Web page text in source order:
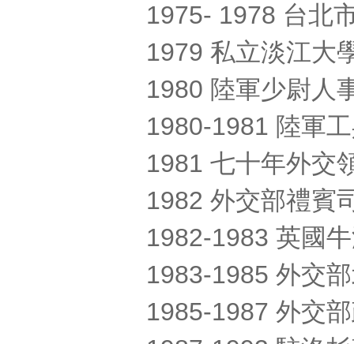
1975- 1978 台北
1979 私立淡江大
1980 陸軍少尉人
1980-1981 陸軍
1981 七十年外交
1982 外交部禮賓
1982-1983 英國
1983-1985 外交
1985-1987 外交